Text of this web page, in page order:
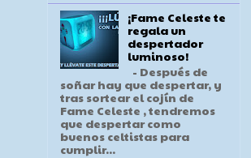
¡Fame Celeste te
regala un
despertador
luminoso!
- Después de
soñar hay que despertar, y
tras sortear el cojín de
Fame Celeste , tendremos
que despertar como
buenos celtistas para
cumplir...